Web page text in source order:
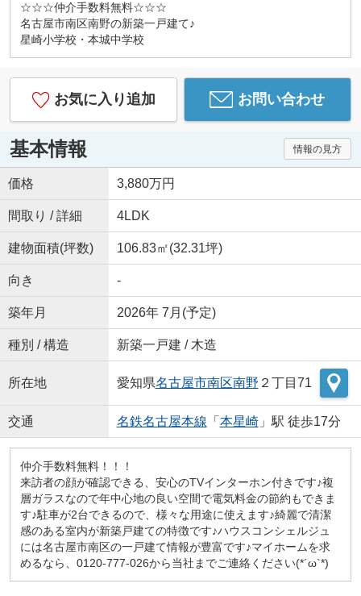
☆☆☆仲介手数料無料☆☆☆
名古屋市南区南野の新築一戸建て♪
星崎小学校・本城中学校
お気に入り追加 お問い合わせ
基本情報 情報の見方
価格 3,880万円
間取り / 詳細 4LDK
建物面積(坪数) 106.83㎡(32.31坪)
向き -
築年月 2026年 7月(予定)
種別 / 構造 新築一戸建 / 木造
所在地 愛知県名古屋市南区南野 ２丁目71
交通 名鉄名古屋本線 「 本星崎」駅 徒歩17分
仲介手数料無料！！！
来訪者の顔が確認できる、安心のTVインターホン付きです♪複
層ガラスなので年中心地の良い空間で電気料金の節約もできま
す♪駐車が2台できるので、様々な用途に使えます♪綺麗で清潔
感のある室内が新築戸建ての特徴です♪ハウスコンシェルジュ
には名古屋市南区の一戸建て情報が豊富です♪マイホームを求
めるなら、0120-777-026から当社までご連絡ください(*´ω`*)